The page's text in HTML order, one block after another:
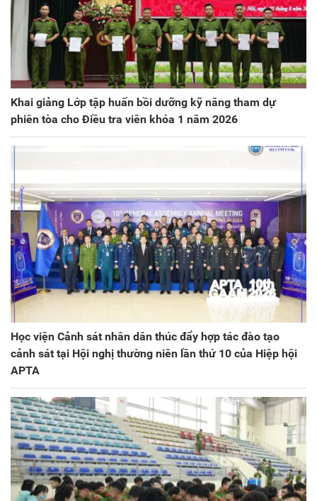
Khai giảng Lớp tập huấn bồi dưỡng kỹ năng tham dự
phiên tòa cho Điều tra viên khóa 1 năm 2026
Học viện Cảnh sát nhân dân thúc đẩy hợp tác đào tạo
cảnh sát tại Hội nghị thường niên lần thứ 10 của Hiệp hội
APTA